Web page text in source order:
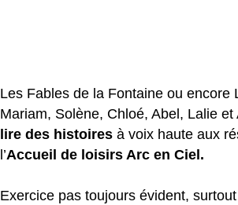
Les Fables de la Fontaine ou
Mariam, Solène, Chloé, Abel, Lalie et
lire des histoires à voix haute aux
l’Accueil de loisirs Arc en Ciel.
Exercice pas toujours évident,